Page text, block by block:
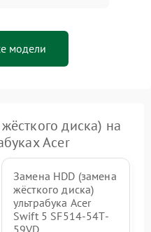
модели
диска) на
Acer
Замена HDD (замена
жёсткого диска)
ультрабука Acer
Swift 5 SF514-54T-